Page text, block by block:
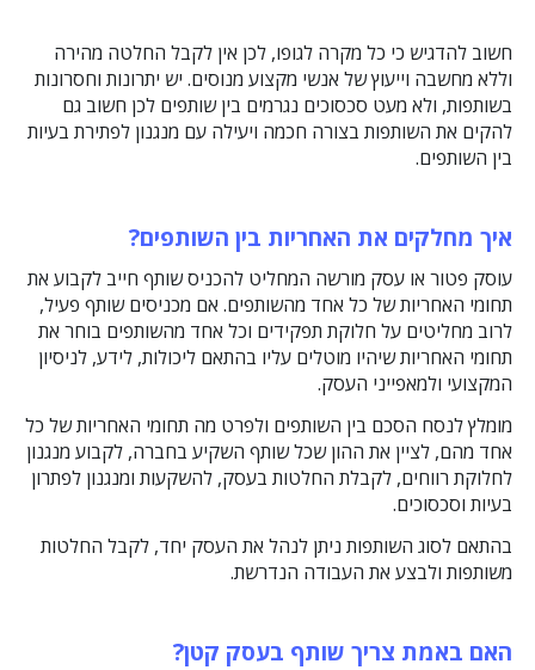
חשוב להדגיש כי כל מקרה לגופו, לכן אין לקבל החלטה מהירה
וללא מחשבה וייעוץ של אנשי מקצוע מנוסים. יש יתרונות וחסרונות
בשותפות, ולא מעט סכסוכים נגרמים בין שותפים לכן חשוב גם
להקים את השותפות בצורה חכמה ויעילה עם מנגנון לפתירת בעיות
בין השותפים.
איך מחלקים את האחריות בין השותפים?
עוסק פטור או עסק מורשה המחליט להכניס שותף חייב לקבוע את
תחומי האחריות של כל אחד מהשותפים. אם מכניסים שותף פעיל,
לרוב מחליטים על חלוקת תפקידים וכל אחד מהשותפים בוחר את
תחומי האחריות שיהיו מוטלים עליו בהתאם ליכולות, לידע, לניסיון
המקצועי ולמאפייני העסק.
מומלץ לנסח הסכם בין השותפים ולפרט מה תחומי האחריות של כל
אחד מהם, לציין את ההון שכל שותף השקיע בחברה, לקבוע מנגנון
לחלוקת רווחים, לקבלת החלטות בעסק, להשקעות ומנגנון לפתרון
בעיות וסכסוכים.
בהתאם לסוג השותפות ניתן לנהל את העסק יחד, לקבל החלטות
משותפות ולבצע את העבודה הנדרשת.
האם באמת צריך שותף בעסק קטן?